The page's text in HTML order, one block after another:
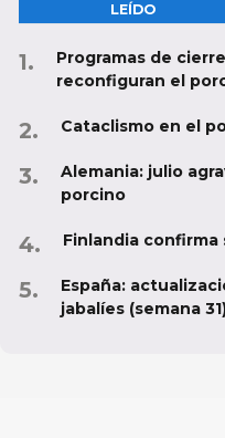
LEÍDO
Programas de
reconfiguran el
Cataclismo en el
Alemania: julio
porcino
Finlandia confirma
España:
jabalíes (semana